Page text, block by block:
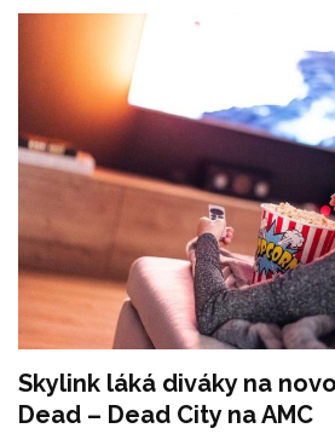
Skylink láká diváky na
Dead – Dead City na AMC